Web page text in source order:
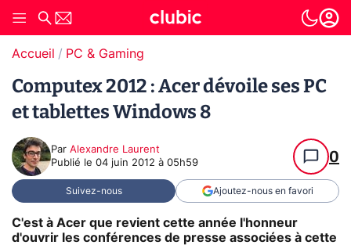
Accueil PC & Gaming
Computex 2012 : Acer dévoile ses PC
et tablettes Windows 8
Par Alexandre Laurent
Publié le 04 juin 2012 à 05h59 0
Suivez-nous Ajoutez-nous en favori
C'est à Acer que revient cette année l'honneur
d'ouvrir les conférences de presse associées à cette